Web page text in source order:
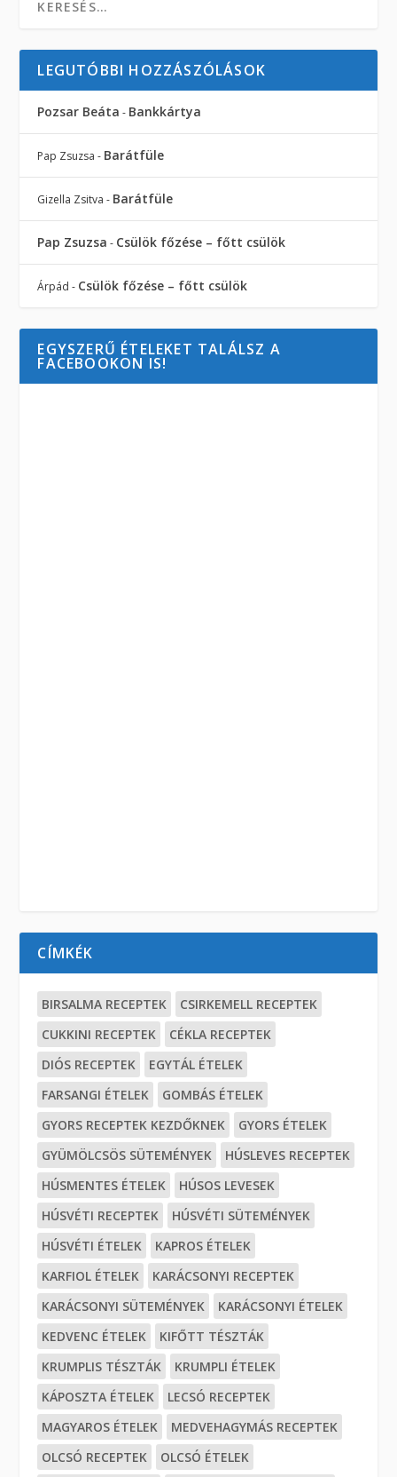
LEGUTÓBBI HOZZÁSZÓLÁSOK
Pozsar Beáta - Bankkártya
Pap Zsuzsa - Barátfüle
Gizella Zsitva - Barátfüle
Pap Zsuzsa - Csülök főzése – főtt csülök
Árpád - Csülök főzése – főtt csülök
EGYSZERŰ ÉTELEKET TALÁLSZ A
FACEBOOKON IS!
CÍMKÉK
BIRSALMA RECEPTEK
CSIRKEMELL RECEPTEK
CUKKINI RECEPTEK
CÉKLA RECEPTEK
DIÓS RECEPTEK
EGYTÁL ÉTELEK
FARSANGI ÉTELEK
GOMBÁS ÉTELEK
GYORS RECEPTEK KEZDŐKNEK
GYORS ÉTELEK
GYÜMÖLCSÖS SÜTEMÉNYEK
HÚSLEVES RECEPTEK
HÚSMENTES ÉTELEK
HÚSOS LEVESEK
HÚSVÉTI RECEPTEK
HÚSVÉTI SÜTEMÉNYEK
HÚSVÉTI ÉTELEK
KAPROS ÉTELEK
KARFIOL ÉTELEK
KARÁCSONYI RECEPTEK
KARÁCSONYI SÜTEMÉNYEK
KARÁCSONYI ÉTELEK
KEDVENC ÉTELEK
KIFŐTT TÉSZTÁK
KRUMPLIS TÉSZTÁK
KRUMPLI ÉTELEK
KÁPOSZTA ÉTELEK
LECSÓ RECEPTEK
MAGYAROS ÉTELEK
MEDVEHAGYMÁS RECEPTEK
OLCSÓ RECEPTEK
OLCSÓ ÉTELEK